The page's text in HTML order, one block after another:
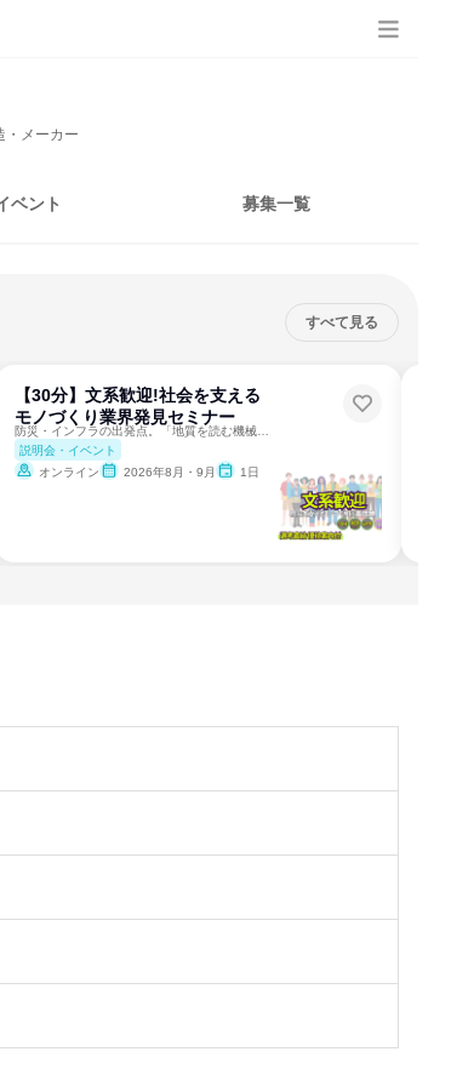
・メーカー
ベント 募集一覧
すべて見る
【30分】文系歓迎!社会を支える
モノづくり業界発見セミナー
説明会・イベント
オンライン
2026年8月・9月 1日